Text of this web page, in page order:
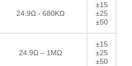
24.9Ω - 680KΩ
±15
±25
±50
24.9Ω – 1MΩ
±15
±25
±50